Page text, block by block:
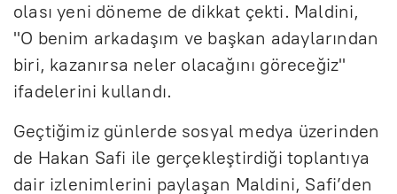
olası yeni döneme de dikkat çekti. Maldini,
"O benim arkadaşım ve başkan adaylarından
biri, kazanırsa neler olacağını göreceğiz"
ifadelerini kullandı.
Geçtiğimiz günlerde sosyal medya üzerinden
de Hakan Safi ile gerçekleştirdiği toplantıya
dair izlenimlerini paylaşan Maldini, Safi’den